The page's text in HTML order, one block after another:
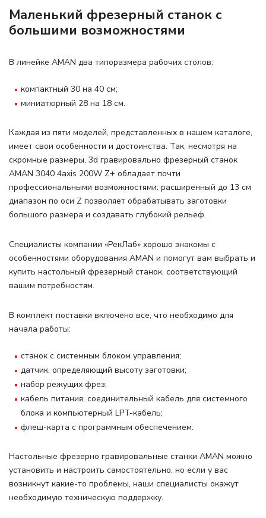
Маленький фрезерный станок с
большими возможностями
В линейке AMAN два типоразмера рабочих столов:
компактный 30 на 40 см;
миниатюрный 28 на 18 см.
Каждая из пяти моделей, представленных в нашем каталоге,
имеет свои особенности и достоинства. Так, несмотря на
скромные размеры, 3d гравировально фрезерный станок
AMAN 3040 4axis 200W Z+ обладает почти
профессиональными возможностями: расширенный до 13 см
диапазон по оси Z позволяет обрабатывать заготовки
большого размера и создавать глубокий рельеф.
Специалисты компании «РекЛаб» хорошо знакомы с
особенностями оборудования AMAN и помогут вам выбрать и
купить настольный фрезерный станок, соответствующий
вашим потребностям.
В комплект поставки включено все, что необходимо для
начала работы:
станок с системным блоком управления;
датчик, определяющий высоту заготовки;
набор режущих фрез;
кабель питания, соединительный кабель для системного
блока и компьютерный LPT-кабель;
флеш-карта с программным обеспечением.
Настольные фрезерно гравировальные станки AMAN можно
установить и настроить самостоятельно, но если у вас
возникнут какие-то проблемы, наши специалисты окажут
необходимую техническую поддержку.